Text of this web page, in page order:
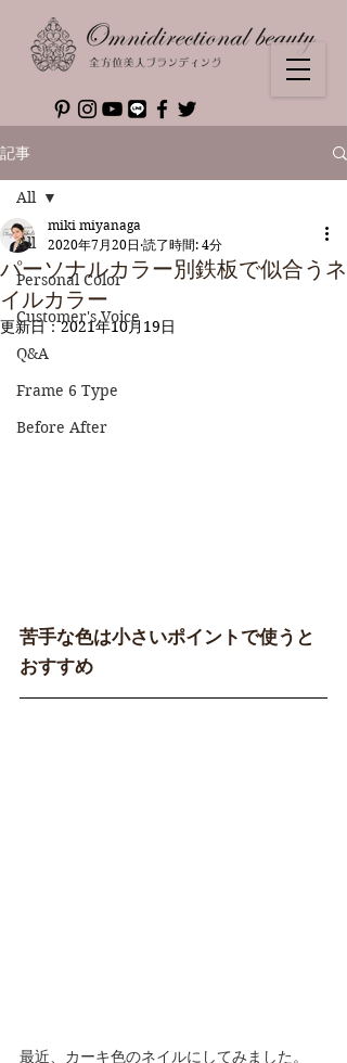
記事
All
Personal Color
Customer's Voice
Q&A
Frame 6 Type
Before After
All
パーソナルカラー別鉄板で似合うネ
イルカラー
miki miyanaga
2020年7月20日 読了時間: 4分
更新日：2021年10月19日
苦手な色は小さいポイントで使うと
おすすめ
最近、カーキ色のネイルにしてみました。